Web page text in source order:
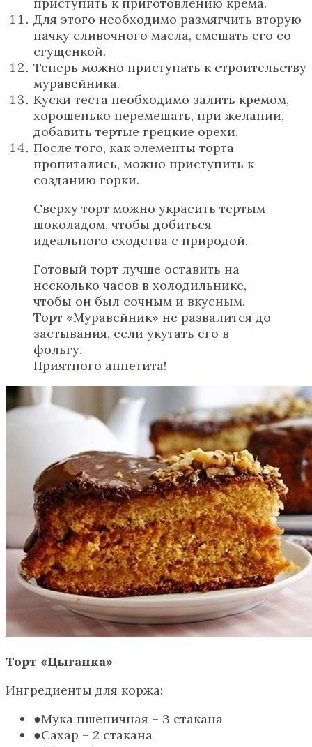
Для этого необходимо размягчить вторую
пачку сливочного масла, смешать его со
сгущенкой.
Теперь можно приступать к строительству
муравейника.
Куски теста необходимо залить кремом,
хорошенько перемешать, при желании,
добавить тертые грецкие орехи.
После того, как элементы торта
пропитались, можно приступить к
созданию горки.
Сверху торт можно украсить тертым
шоколадом, чтобы добиться
идеального сходства с природой.
Готовый торт лучше оставить на
несколько часов в холодильнике,
чтобы он был сочным и вкусным.
Торт «Муравейник» не развалится до
застывания, если укутать его в
фольгу.
Приятного аппетита!
Торт «Цыганка»
Ингредиенты для коржа:
Мука пшеничная – 3 стакана
Сахар – 2 стакана